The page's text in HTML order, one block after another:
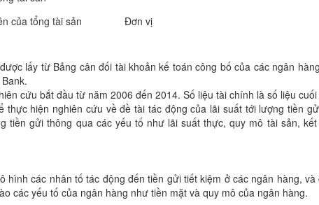
của tổng tài sản
Đơn vị
lấy từ Bảng cân đối tài khoản kế toán công bố của các ngân
cứu bắt đầu từ năm 2006 đến 2014. Số liệu tài chính là số liệu
thực hiện nghiên cứu về đề tài tác động của lãi suất tới lượng tiền
tiền gửi thông qua các yếu tố như lãi suất thực, quy mô tài sản,
hình các nhân tố tác động đến tiền gửi tiết kiệm ở các ngân hàng,
các yếu tố của ngân hàng như tiền mặt và quy mô của ngân hàng.